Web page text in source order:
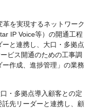
革を実現するネットワーク
IP Voice等）の開通工程
と連携し、大口・多拠点
ビス開通のための工事調
作成、進捗管理」の業務
・多拠点導入顧客との定
先リーダーと連携し、顧